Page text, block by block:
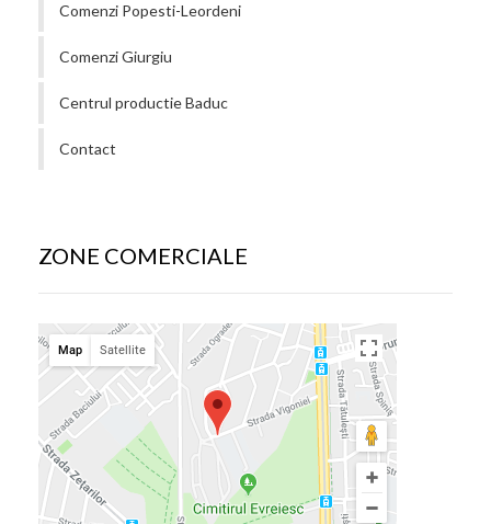
Comenzi Popesti-Leordeni
Comenzi Giurgiu
Centrul productie Baduc
Contact
ZONE COMERCIALE